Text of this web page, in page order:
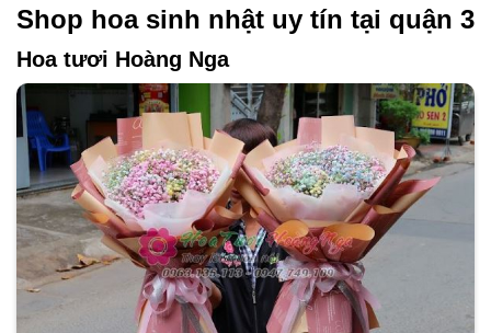
Shop hoa sinh nhật uy tín tại quận 3
Hoa tươi Hoàng Nga